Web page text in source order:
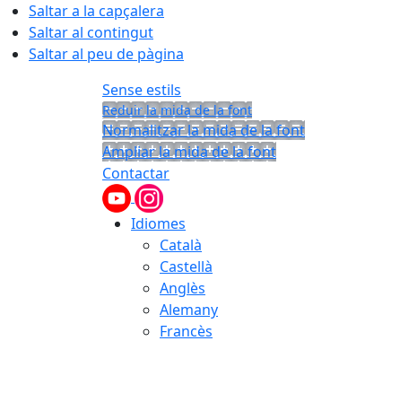
Saltar a la capçalera
Saltar al contingut
Saltar al peu de pàgina
Sense estils
Reduir la mida de la font
Normalitzar la mida de la font
Ampliar la mida de la font
Contactar
Idiomes
Català
Castellà
Anglès
Alemany
Francès